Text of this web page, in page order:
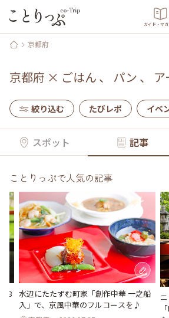
ガイド・マ
京都府
京都府 × ごはん 、 パン 、
絞り込む たびレポ イベ
スポット 記事
ことりっぷで人気の記事
8
水辺にたたずむ町家「創作中華 一之船
入」で、京風中華のフルコースを♪